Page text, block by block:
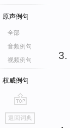
原声例句
全部
音频例句
视频例句
权威例句
go
top
返回词典